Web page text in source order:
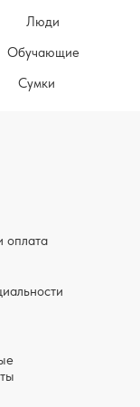
Люди
Обучающие
Сумки
оплата